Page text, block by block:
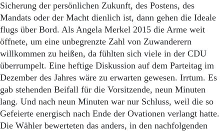
Sicherung der persönlichen Zukunft, des Postens, des
Mandats oder der Macht dienlich ist, dann gehen die Ideale
flugs über Bord. Als Angela Merkel 2015 die Arme weit
öffnete, um eine unbegrenzte Zahl von Zuwanderern
willkommen zu heißen, da fühlten sich viele in der CDU
überrumpelt. Eine heftige Diskussion auf dem Parteitag im
Dezember des Jahres wäre zu erwarten gewesen. Irrtum. Es
gab stehenden Beifall für die Vorsitzende, neun Minuten
lang. Und nach neun Minuten war nur Schluss, weil die so
Gefeierte energisch nach Ende der Ovationen verlangt hatte.
Die Wähler bewerteten das anders, in den nachfolgenden